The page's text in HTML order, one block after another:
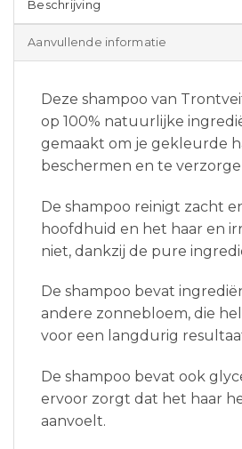
Beschrijving
Aanvullende informatie
Deze shampoo van
op 100% natuurlijke
gemaakt om je gekleurde
beschermen en te
De shampoo reinigt zacht
hoofdhuid en het haar en
niet, dankzij de pure
De shampoo bevat
andere zonnebloem, die
voor een langdurig
De shampoo bevat ook
ervoor zorgt dat het haar
aanvoelt.